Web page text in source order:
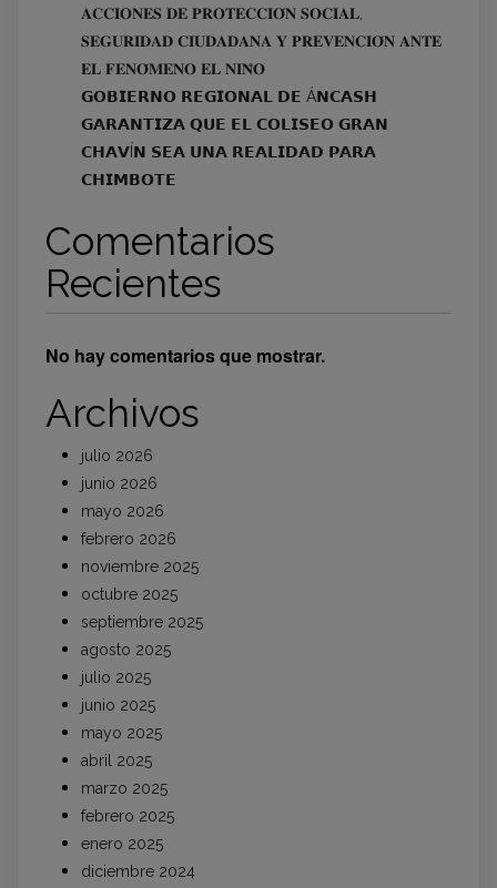
𝐀𝐂𝐂𝐈𝐎𝐍𝐄𝐒 𝐃𝐄 𝐏𝐑𝐎𝐓𝐄𝐂𝐂𝐈𝐎́𝐍 𝐒𝐎𝐂𝐈𝐀𝐋,
𝐒𝐄𝐆𝐔𝐑𝐈𝐃𝐀𝐃 𝐂𝐈𝐔𝐃𝐀𝐃𝐀𝐍𝐀 𝐘 𝐏𝐑𝐄𝐕𝐄𝐍𝐂𝐈𝐎́𝐍 𝐀𝐍𝐓𝐄
𝐄𝐋 𝐅𝐄𝐍𝐎́𝐌𝐄𝐍𝐎 𝐄𝐋 𝐍𝐈𝐍̃𝐎
𝗚𝗢𝗕𝗜𝗘𝗥𝗡𝗢 𝗥𝗘𝗚𝗜𝗢𝗡𝗔𝗟 𝗗𝗘 Á𝗡𝗖𝗔𝗦𝗛
𝗚𝗔𝗥𝗔𝗡𝗧𝗜𝗭𝗔 𝗤𝗨𝗘 𝗘𝗟 𝗖𝗢𝗟𝗜𝗦𝗘𝗢 𝗚𝗥𝗔𝗡
𝗖𝗛𝗔𝗩Í𝗡 𝗦𝗘𝗔 𝗨𝗡𝗔 𝗥𝗘𝗔𝗟𝗜𝗗𝗔𝗗 𝗣𝗔𝗥𝗔
𝗖𝗛𝗜𝗠𝗕𝗢𝗧𝗘
Comentarios
Recientes
No hay comentarios que mostrar.
Archivos
julio 2026
junio 2026
mayo 2026
febrero 2026
noviembre 2025
octubre 2025
septiembre 2025
agosto 2025
julio 2025
junio 2025
mayo 2025
abril 2025
marzo 2025
febrero 2025
enero 2025
diciembre 2024